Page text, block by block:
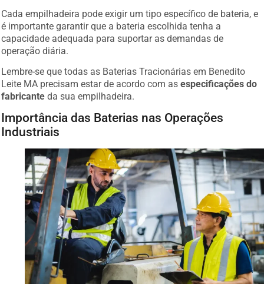
Cada empilhadeira pode exigir um tipo específico de bateria, e
é importante garantir que a bateria escolhida tenha a
capacidade adequada para suportar as demandas de
operação diária.
Lembre-se que todas as Baterias Tracionárias em Benedito
Leite MA precisam estar de acordo com as especificações do
fabricante da sua empilhadeira.
Importância das Baterias nas Operações
Industriais